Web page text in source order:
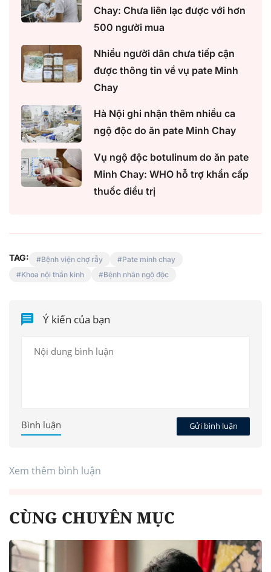
Chay: Chưa liên lạc được với hơn
500 người mua
Nhiều người dân chưa tiếp cận
được thông tin về vụ pate Minh
Chay
Hà Nội ghi nhận thêm nhiều ca
ngộ độc do ăn pate Minh Chay
Vụ ngộ độc botulinum do ăn pate
Minh Chay: WHO hỗ trợ khẩn cấp
thuốc điều trị
TAG: Bệnh viện chợ rẫy
Pate minh chay
Khoa nội thần kinh
Bệnh nhân ngộ độc
Ý kiến của bạn
Gửi bình luận
Bình luận
Xem thêm bình luận
CÙNG CHUYÊN MỤC